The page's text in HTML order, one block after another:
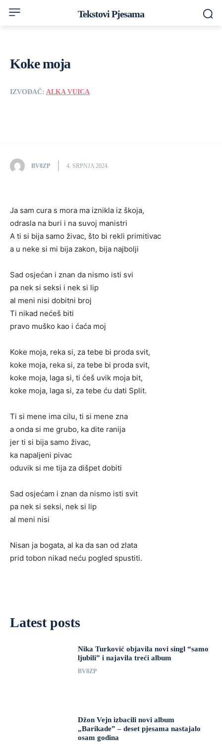
Tekstovi Pjesama
Koke moja
IZVOĐAČ: ALKA VUICA
BV8ZP 4. SRPNJA 2024.
Ja sam cura s mora ma iznikla iz škoja,
odrasla na buri i na suvoj manistri
A ti si bija samo živac, što bi rekli primitivac
a u neke si mi bija zakon, bija najbolji
Sad osjećan i znan da nismo isti svi
pa nek si seksi i nek si lip
al meni nisi dobitni broj
Ti nikad nećeš biti
pravo muško kao i ćaća moj
Koke moja, reka si, za tebe bi proda svit,
koke moja, reka si, za tebe bi proda svit,
koke moja, laga si, ti ćeš uvik moja bit,
koke moja, laga si, za tebe ću dati Split.
Ti si mene ima cilu, ti si mene zna
a onda si me grubo, ka dite ranija
jer ti si bija samo živac,
ka napaljeni pivac
oduvik si me tija za dišpet dobiti
Sad osjećam i znan da nismo isti svit
pa nek si seksi, nek si lip
al meni nisi
Nisan ja bogata, al ka da san od zlata
prid tobon nikad neću pogled spustiti.
Latest posts
Nika Turković objavila novi singl “samo
ljubili” i najavila treći album
BV8ZP
Džon Vejn izbacili novi album
„Barikade” – deset pjesama nastajalo
osam godina